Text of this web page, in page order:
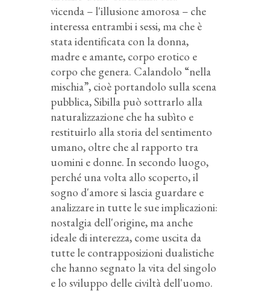
vicenda – l'illusione amorosa – che
interessa entrambi i sessi, ma che è
stata identificata con la donna,
madre e amante, corpo erotico e
corpo che genera. Calandolo “nella
mischia”, cioè portandolo sulla scena
pubblica, Sibilla può sottrarlo alla
naturalizzazione che ha subìto e
restituirlo alla storia del sentimento
umano, oltre che al rapporto tra
uomini e donne. In secondo luogo,
perché una volta allo scoperto, il
sogno d'amore si lascia guardare e
analizzare in tutte le sue implicazioni:
nostalgia dell'origine, ma anche
ideale di interezza, come uscita da
tutte le contrapposizioni dualistiche
che hanno segnato la vita del singolo
e lo sviluppo delle civiltà dell'uomo.